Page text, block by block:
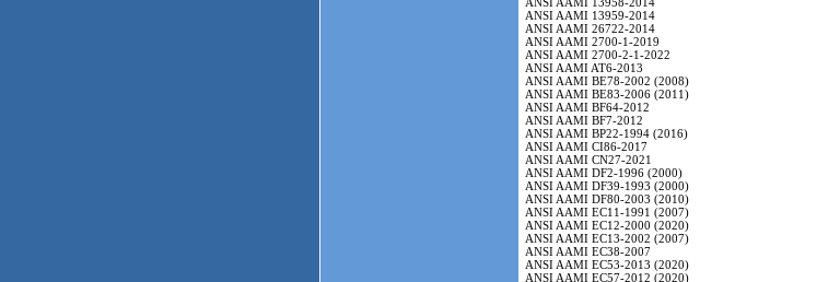
ANSI AAMI 13959-2014
ANSI AAMI 26722-2014
ANSI AAMI 2700-1-2019
ANSI AAMI 2700-2-1-2022
ANSI AAMI AT6-2013
ANSI AAMI BE78-2002 (2008)
ANSI AAMI BE83-2006 (2011)
ANSI AAMI BF64-2012
ANSI AAMI BF7-2012
ANSI AAMI BP22-1994 (2016)
ANSI AAMI CI86-2017
ANSI AAMI CN27-2021
ANSI AAMI DF2-1996 (2000)
ANSI AAMI DF39-1993 (2000)
ANSI AAMI DF80-2003 (2010)
ANSI AAMI EC11-1991 (2007)
ANSI AAMI EC12-2000 (2020)
ANSI AAMI EC13-2002 (2007)
ANSI AAMI EC38-2007
ANSI AAMI EC53-2013 (2020)
ANSI AAMI EC57-2012 (2020)